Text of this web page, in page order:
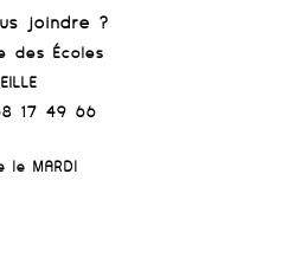
joindre ?
Écoles
17 49 66
le MARDI